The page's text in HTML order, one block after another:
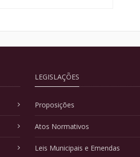
LEGISLAÇÕES
Proposições
Atos Normativos
Leis Municipais e Emendas